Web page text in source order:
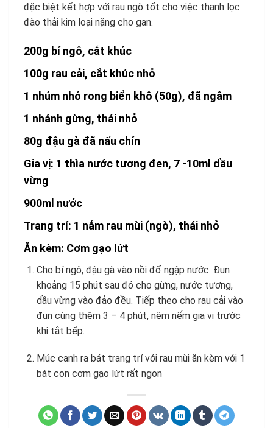
đặc biệt kết hợp với rau ngò tốt cho việc thanh lọc
đào thải kim loại nặng cho gan.
200g bí ngô, cắt khúc
100g rau cải, cắt khúc nhỏ
1 nhúm nhỏ rong biển khô (50g), đã ngâm
1 nhánh gừng, thái nhỏ
80g đậu gà đã nấu chín
Gia vị: 1 thìa nước tương đen, 7 -10ml dầu
vừng
900ml nước
Trang trí: 1 nắm rau mùi (ngò), thái nhỏ
Ăn kèm: Cơm gạo lứt
Cho bí ngô, đậu gà vào nồi đổ ngập nước. Đun
khoảng 15 phút sau đó cho gừng, nước tương,
dầu vừng vào đảo đều. Tiếp theo cho rau cải vào
đun cùng thêm 3 – 4 phút, nêm nếm gia vị trước
khi tắt bếp.
Múc canh ra bát trang trí với rau mùi ăn kèm với 1
bát con cơm gạo lứt rất ngon